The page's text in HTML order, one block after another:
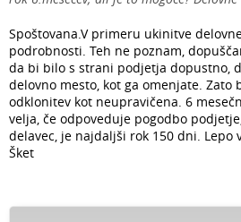
Spoštovana.V primeru ukinitve
podrobnosti. Teh ne poznam,
da bi bilo s strani podjetja dopustno,
delovno mesto, kot ga omenjate. Zato
odklonitev kot neupravičena. 6
velja, če odpoveduje pogodbo
delavec, je najdaljši rok 150 dni. Lepo
Šket